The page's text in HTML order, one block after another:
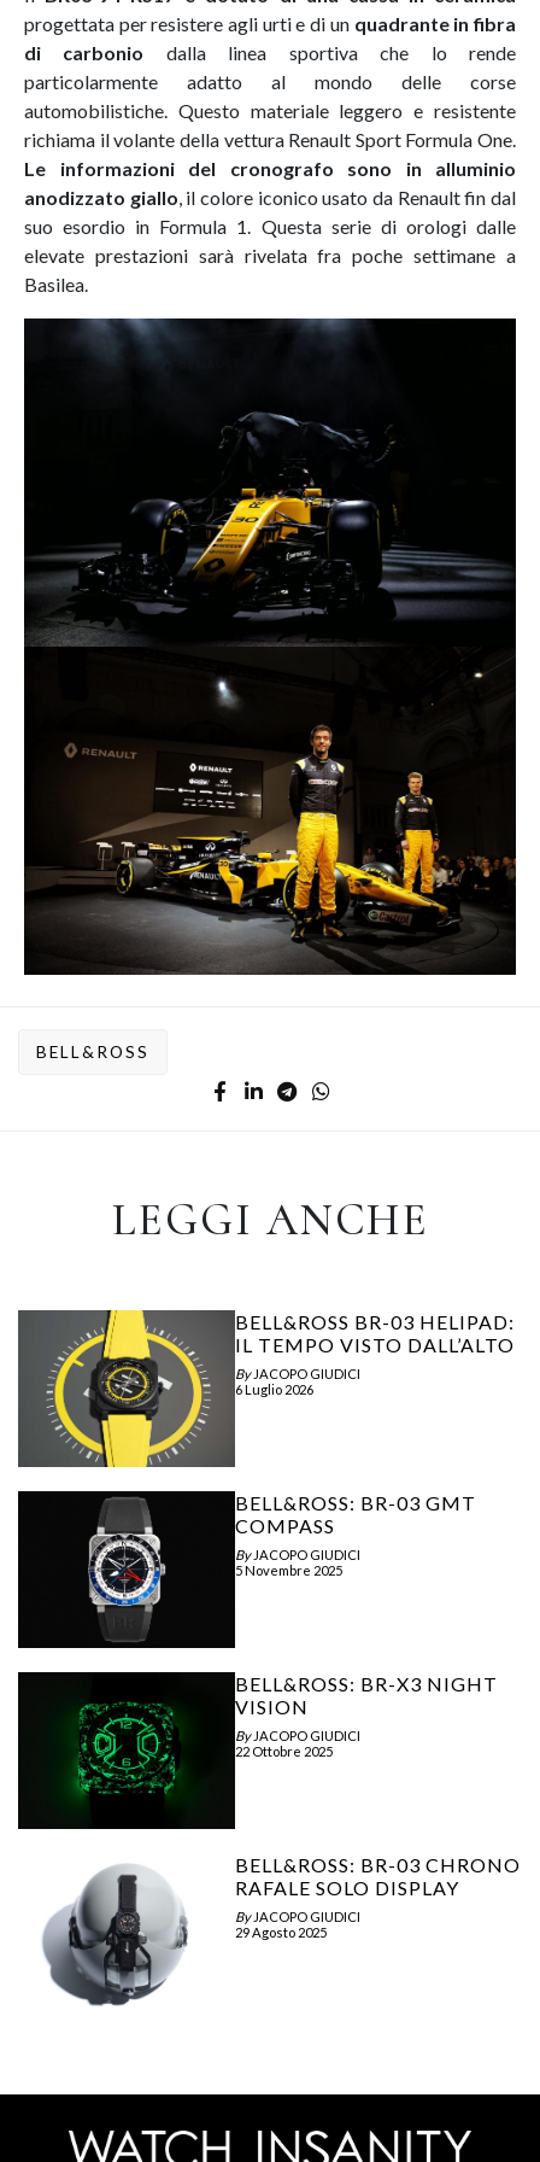
progettata per resistere agli urti e di un quadrante in fibra
di carbonio dalla linea sportiva che lo rende
particolarmente adatto al mondo delle corse
automobilistiche. Questo materiale leggero e resistente
richiama il volante della vettura Renault Sport Formula One.
Le informazioni del cronografo sono in alluminio
anodizzato giallo , il colore iconico usato da Renault fin dal
suo esordio in Formula 1. Questa serie di orologi dalle
elevate prestazioni sarà rivelata fra poche settimane a
Basilea.
BELL&ROSS
LEGGI ANCHE
BELL&ROSS BR-03 HELIPAD:
IL TEMPO VISTO DALL’ALTO
By JACOPO GIUDICI
6 Luglio 2026
BELL&ROSS: BR-03 GMT
COMPASS
By JACOPO GIUDICI
5 Novembre 2025
BELL&ROSS: BR-X3 NIGHT
VISION
By JACOPO GIUDICI
22 Ottobre 2025
BELL&ROSS: BR-03 CHRONO
RAFALE SOLO DISPLAY
By JACOPO GIUDICI
29 Agosto 2025